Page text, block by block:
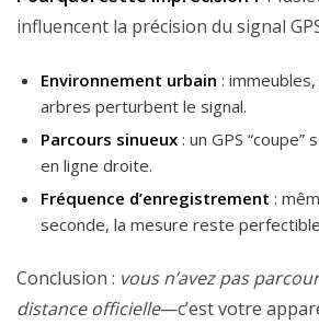
influencent la précision du signal
Environnement urbain :
arbres perturbent le signal.
Parcours sinueux : un GPS
en ligne droite.
Fréquence d’enregistrement :
seconde, la mesure reste
Conclusion : vous n’avez pas
distance officielle—c’est votre